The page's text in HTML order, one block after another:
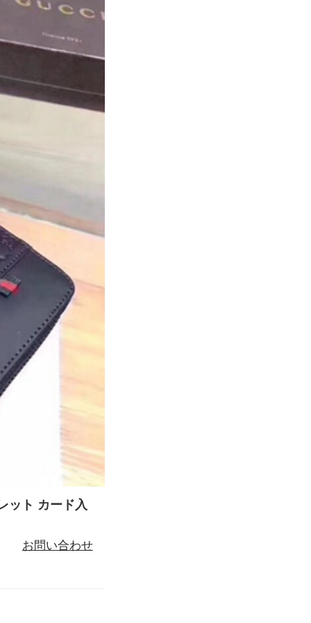
ット カード入
お問い合わせ